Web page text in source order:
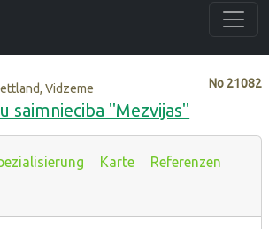
No 21082
Vidzeme
saimnieciba "Mezvijas"
Karte Referenzen